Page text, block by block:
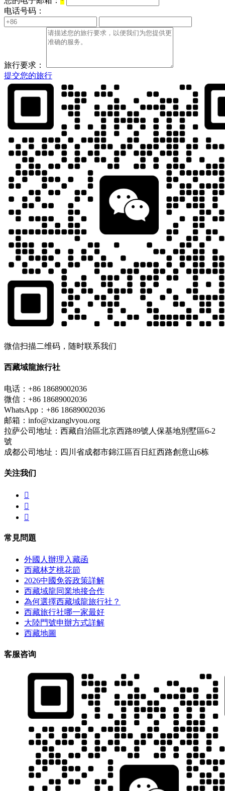
电话号码：
旅行要求：
提交您的旅行
微信扫描二维码，随时联系我们
西藏域龍旅行社
电话：+86 18689002036
微信：+86 18689002036
WhatsApp：+86 18689002036
邮箱：info@xizanglvyou.org
拉萨公司地址：西藏自治區北京西路89號人保基地別墅區6-2
號
成都公司地址：四川省成都市錦江區百日紅西路創意山6栋
关注我们



常見問題
外國人辦理入藏函
西藏林芝桃花節
2026中國免簽政策詳解
西藏域龍同業地接合作
為何選擇西藏域龍旅行社？
西藏旅行社哪一家最好
大陸門號申辦方式詳解
西藏地圖
客服咨询